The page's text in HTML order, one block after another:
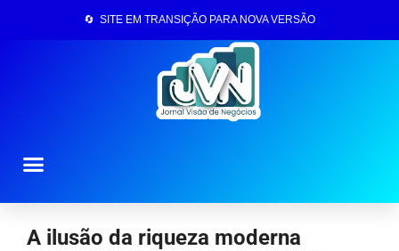
🔄 SITE EM TRANSIÇÃO PARA NOVA VERSÃO
A ilusão da riqueza moderna